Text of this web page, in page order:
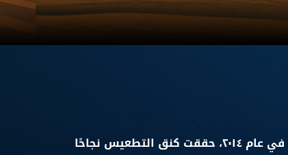
كنق التطعيس: لعبة مجانية اونلاين واوفلاين لعشاق الطعوس وترهيم السيارات والبر والمخيمات. منذ إطلاقها في عام ٢٠١٤، حققت كنق التطعيس نجاحًا